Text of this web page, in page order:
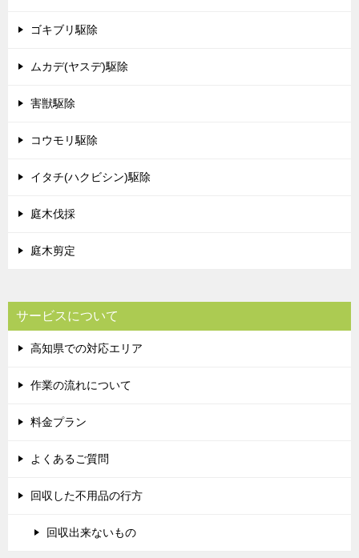
ゴキブリ駆除
ムカデ(ヤスデ)駆除
害獣駆除
コウモリ駆除
イタチ(ハクビシン)駆除
庭木伐採
庭木剪定
サービスについて
高知県での対応エリア
作業の流れについて
料金プラン
よくあるご質問
回収した不用品の行方
回収出来ないもの